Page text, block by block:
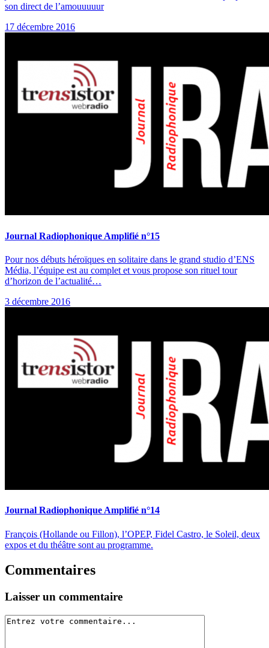
son direct de l’amouuuuur
17 décembre 2016
Journal Radiophonique Amplifié n°15
Pour nos débuts héroïques en solitaire dans le grand studio d’ENS
Média, l’équipe est au complet et vous propose son rituel tour
d’horizon de l’actualité…
3 décembre 2016
Journal Radiophonique Amplifié n°14
François (Hollande ou Fillon), l’OPEP, Fidel Castro, le Soleil, deux
expos et du théâtre sont au programme.
Commentaires
Laisser un commentaire